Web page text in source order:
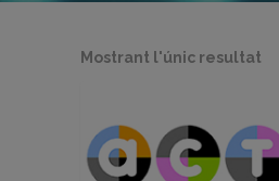
Mostrant l'únic resultat